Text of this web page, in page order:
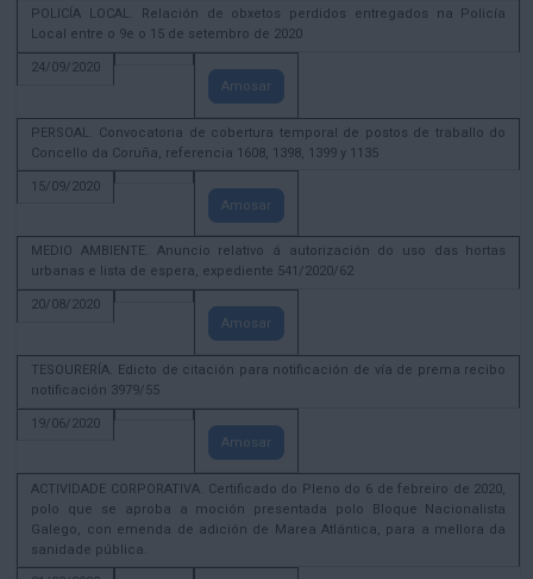
POLICÍA LOCAL. Relación de obxetos perdidos entregados na Policía
Local entre o 9e o 15 de setembro de 2020
24/09/2020
Amosar
PERSOAL. Convocatoria de cobertura temporal de postos de traballo do
Concello da Coruña, referencia 1608, 1398, 1399 y 1135
15/09/2020
Amosar
MEDIO AMBIENTE. Anuncio relativo á autorización do uso das hortas
urbanas e lista de espera, expediente 541/2020/62
20/08/2020
Amosar
TESOURERÍA. Edicto de citación para notificación de vía de prema recibo
notificación 3979/55
19/06/2020
Amosar
ACTIVIDADE CORPORATIVA. Certificado do Pleno do 6 de febreiro de 2020,
polo que se aproba a moción presentada polo Bloque Nacionalista
Galego, con emenda de adición de Marea Atlántica, para a mellora da
sanidade pública.